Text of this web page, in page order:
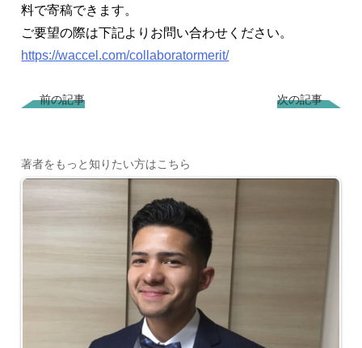
料で寄稿できます。
ご要望の際は下記よりお問い合わせください。
https://waccel.com/collaboratormerit/
前の記事 次の記事
著者をもっと知りたい方はこちら